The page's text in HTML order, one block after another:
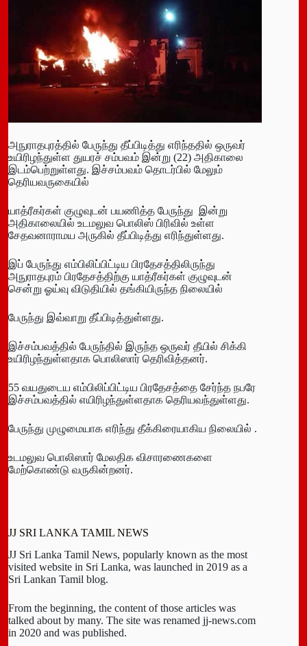
அநுராதபுரத்தில் பேருந்து தீப்பிடித்து எரிந்ததில் ஒருவர்
உயிரிழந்துள்ள துயரச் சம்பவம் இன்று (22) அதிகாலை
இடம்பெற்றுள்ளது. இச்சம்பவம் தொடர்பில் மேலும்
தெரியவருகையில்
யாத்ரீகர்கள் குழுவுடன் பயணித்த பேருந்து இன்று
அதிகாலையில் உடமலுவ பொலிஸ் பிரிவில் உள்ள
சேதவனாராமய அருகில் தீப்பிடித்து எரிந்துள்ளது.
இப் பேருந்து எம்பிலிப்பிட்டிய பிரதேசத்திலிருந்து
அநுராதபுரம் பிரதேசத்திற்கு யாத்ரீகர்கள் குழுவுடன்
சென்று ஓய்வு விடுதியில் தங்கியிருந்த நிலையில்
பேருந்து இவ்வாறு தீப்பிடித்துள்ளது.
இச்சம்பவத்தில் பேருந்தில் இருந்த ஒருவர் தீயில் சிக்கி
உயிரிழந்துள்ளதாக பொலிஸார் தெரிவித்தனர்.
55 வயதுடைய எம்பிலிப்பிட்டிய பிரதேசத்தை சேர்ந்த நபரே
இச்சம்பவத்தில் எயிரிழந்துள்ளதாக தெரியவந்துள்ளது.
பேருந்து முழுமையாக எரிந்து தீக்கிரையாகிய நிலையில் .
உடமலுவ பொலிஸார் மேலதிக விசாரணைகளை
மேற்கொண்டு வருகின்றனர்.
JJ SRI LANKA TAMIL NEWS
JJ Sri Lanka Tamil News, popularly known as the most
visited website in Sri Lanka, was launched in 2019 as a
Sri Lankan Tamil blog.
From the beginning, the content of those articles was
talked about by many. The site was renamed jj-news.com
in 2020 and was published.